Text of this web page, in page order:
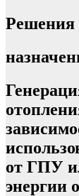
Решения
от ГПУ
энергии